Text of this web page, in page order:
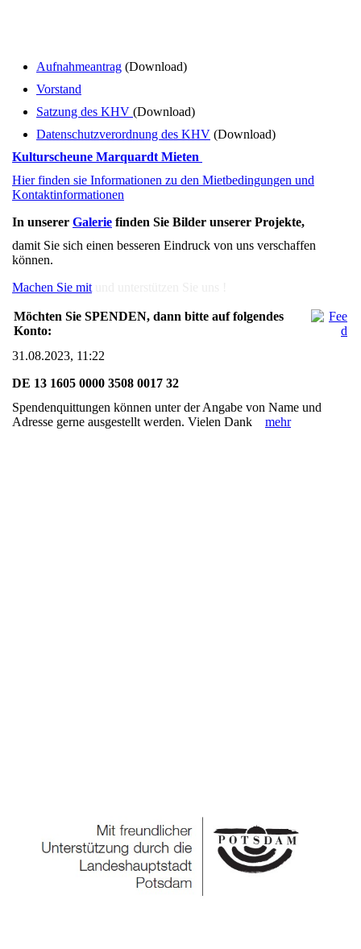
Aufnahmeantrag (Download)
Vorstand
Satzung des KHV (Download)
Datenschutzverordnung des KHV (Download)
Kulturscheune Marquardt Mieten
Hier finden sie Informationen zu den Mietbedingungen und
Kontaktinformationen
In unserer Galerie finden Sie Bilder unserer Projekte,
damit Sie sich einen besseren Eindruck von uns verschaffen
können.
Machen Sie mit
Möchten Sie SPENDEN, dann bitte auf folgendes
Konto:
31.08.2023, 11:22
DE 13 1605 0000 3508 0017 32
Spendenquittungen können unter der Angabe von Name und
Adresse gerne ausgestellt werden. Vielen Dank mehr